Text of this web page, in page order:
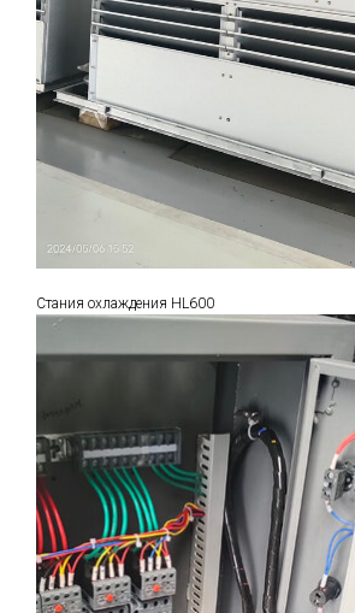
Стания охлаждения HL600